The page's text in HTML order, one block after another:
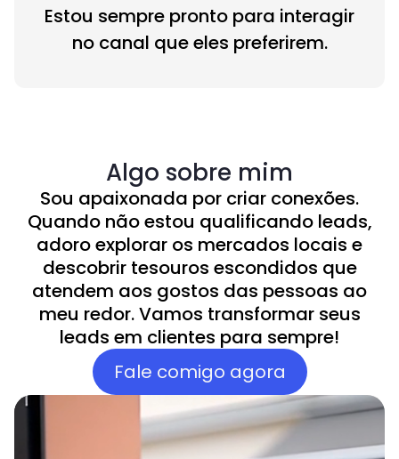
Estou sempre pronto para interagir
no canal que eles preferirem.
Algo sobre mim
Sou apaixonada por criar conexões.
Quando não estou qualificando leads,
adoro explorar os mercados locais e
descobrir tesouros escondidos que
atendem aos gostos das pessoas ao
meu redor. Vamos transformar seus
leads em clientes para sempre!
Fale comigo agora